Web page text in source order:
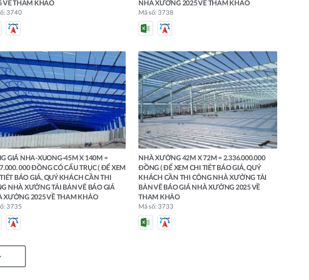
VỀ THAM KHẢO
3740
NHÀ XƯỞNG 2025 VỀ THAM KHẢO
Mã số: 3738
GIÁ NHA-XUONG-45M X 140M =
000 ĐỒNG CÓ CẨU TRỤC ( ĐỂ XEM
BÁO GIÁ, QUÝ KHÁCH CẦN THI
NHÀ XƯỞNG TẢI BẢN VẼ BÁO GIÁ
XƯỞNG 2025 VỀ THAM KHẢO
3735
NHÀ XƯỞNG 42M X 72M = 2.336.000.000
ĐỒNG ( ĐỂ XEM CHI TIÉT BÁO GIÁ, QUÝ
KHÁCH CẦN THI CÔNG NHÀ XƯỞNG TẢI
BẢN VẼ BÁO GIÁ NHÀ XƯỞNG 2025 VỀ
THAM KHẢO
Mã số: 3733